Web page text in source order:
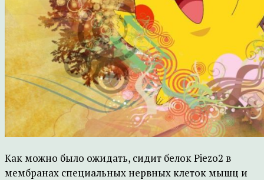
Как можно было ожидать, сидит белок Piezo2 в
мембранах специальных нервных клеток мышц и